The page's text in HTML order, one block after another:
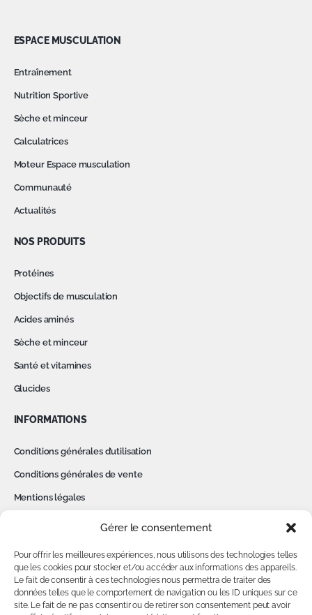
Gérer le consentement
Pour offrir les meilleures expériences, nous utilisons des technologies telles
que les cookies pour stocker et/ou accéder aux informations des appareils.
Le fait de consentir à ces technologies nous permettra de traiter des
données telles que le comportement de navigation ou les ID uniques sur ce
site. Le fait de ne pas consentir ou de retirer son consentement peut avoir
ESPACE MUSCULATION
Entraînement
Nutrition Sportive
Sèche et minceur
Calculatrices
Moteur Espace musculation
Communauté
Actualités
NOS PRODUITS
Protéines
Objectifs de musculation
Acides aminés
Sèche et minceur
Santé et vitamines
Glucides
INFORMATIONS
Conditions générales d’utilisation
Conditions générales de vente
Mentions légales
Contact
MON COMPTE